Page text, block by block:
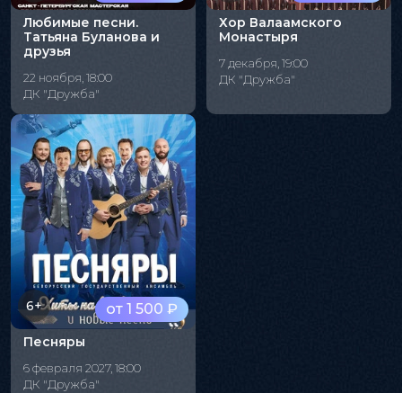
Любимые песни.
Татьяна Буланова и
друзья
22 ноября, 18:00
ДК "Дружба"
Хор Валаамского
Монастыря
7 декабря, 19:00
ДК "Дружба"
от 1 500 ₽
6+
Песняры
6 февраля 2027, 18:00
ДК "Дружба"